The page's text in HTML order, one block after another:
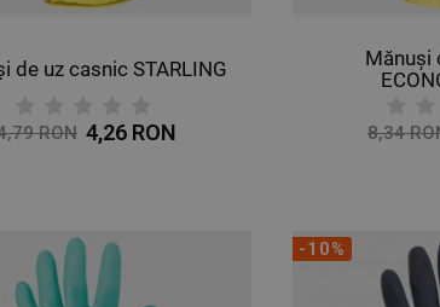
de uz casnic STARLING
RON 4,26 RON
Mănuși
8,34
-10%